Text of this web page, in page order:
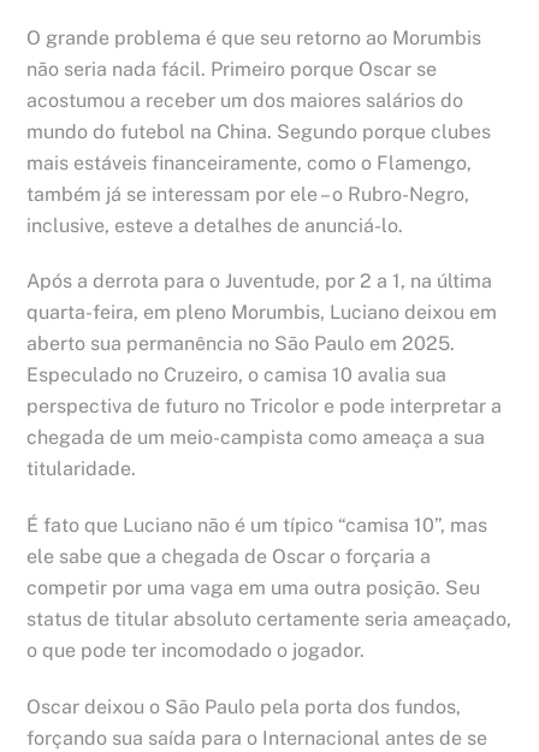
O grande problema é que seu retorno ao Morumbis
não seria nada fácil. Primeiro porque Oscar se
acostumou a receber um dos maiores salários do
mundo do futebol na China. Segundo porque clubes
mais estáveis financeiramente, como o Flamengo,
também já se interessam por ele – o Rubro-Negro,
inclusive, esteve a detalhes de anunciá-lo.
Após a derrota para o Juventude, por 2 a 1, na última
quarta-feira, em pleno Morumbis, Luciano deixou em
aberto sua permanência no São Paulo em 2025.
Especulado no Cruzeiro, o camisa 10 avalia sua
perspectiva de futuro no Tricolor e pode interpretar a
chegada de um meio-campista como ameaça a sua
titularidade.
É fato que Luciano não é um típico “camisa 10”, mas
ele sabe que a chegada de Oscar o forçaria a
competir por uma vaga em uma outra posição. Seu
status de titular absoluto certamente seria ameaçado,
o que pode ter incomodado o jogador.
Oscar deixou o São Paulo pela porta dos fundos,
forçando sua saída para o Internacional antes de se